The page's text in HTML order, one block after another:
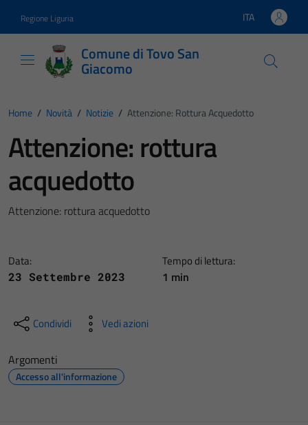
Regione Liguria Lingua attiva:
ITA
Comune di Tovo San
Giacomo
Home / Novità / Notizie / Attenzione: Rottura Acquedotto
Attenzione: rottura
acquedotto
Attenzione: rottura acquedotto
Data:
23 Settembre 2023
Tempo di lettura:
1 min
Condividi Vedi azioni
Argomenti
Accesso all'informazione